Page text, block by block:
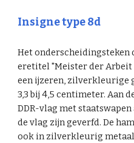
Insigne type8d
Het onderscheidingsteken
eretitel "Meister der Arbeit
een ijzeren, zilverkleurige
3,3 bij 4,5 centimeter. Aan
DDR-vlag met
de vlag zijn geverfd. De
ook in zilverkleurig